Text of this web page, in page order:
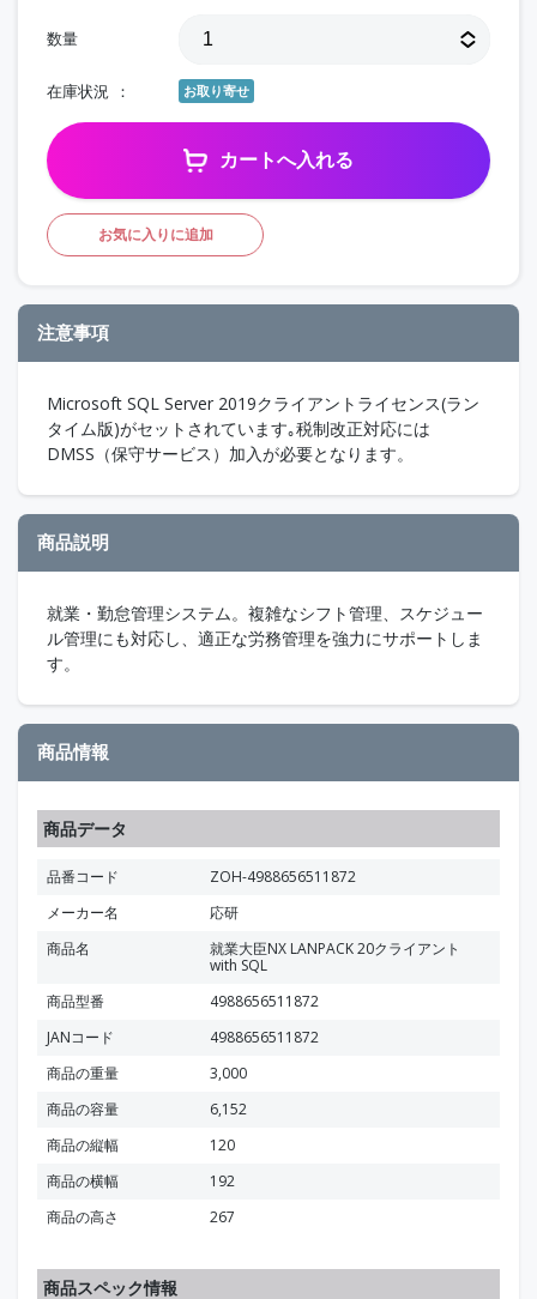
数量
在庫状況 お取り寄せ
カートへ入れる
お気に入りに追加
注意事項
Microsoft SQL Server 2019クライアントライセンス(ラン
タイム版)がセットされています｡税制改正対応には
DMSS（保守サービス）加入が必要となります。
商品説明
就業・勤怠管理システム。複雑なシフト管理、スケジュー
ル管理にも対応し、適正な労務管理を強力にサポートしま
す。
商品情報
商品データ
品番コード
ZOH-4988656511872
メーカー名
応研
商品名
就業大臣NX LANPACK 20クライアント
with SQL
商品型番
4988656511872
JANコード
4988656511872
商品の重量
3,000
商品の容量
6,152
商品の縦幅
120
商品の横幅
192
商品の高さ
267
商品スペック情報